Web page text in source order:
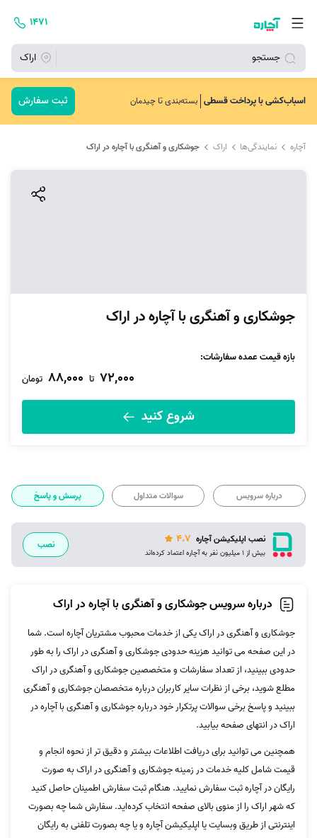
جستجو اراک
۱۴۷۱
اسباب‌کشی با پرداخت قسطی بسته‌بندی تا چیدمان ثبت سفارش
آچاره نمایندگی‌ها اراک جوشکاری و آهنگری با آچاره در اراک
جوشکاری و آهنگری با آچاره در اراک
بازه قیمت عمده سفارشات:
72,000 تا 88,000 تومان
شروع کنید
درباره سرویس سوالات متداول پرسش و پاسخ
نصب اپلیکیشن آچاره 4.7
بیش از 1 میلیون نفر به آچاره اعتماد کرده‌اند
نصب
درباره سرویس جوشکاری و آهنگری با آچاره در اراک
جوشکاری و آهنگری در اراک یکی از خدمات محبوب مشتریان آچاره است. شما
در این صفحه می توانید هزینه حدودی جوشکاری و آهنگری در اراک را به طور
حدودی ببینید، از تعداد سفارشات و متخصصین جوشکاری و آهنگری در اراک
مطلع شوید، برخی از نظرات سایر کاربران درباره متخصصان جوشکاری و آهنگری
ببینید و پاسخ برخی سوالات پرتکرار خود درباره جوشکاری و آهنگری با آچاره در
اراک در انتهای صفحه بیابید.
همچنین می توانید برای دریافت اطلاعات بیشتر و دقیق تر از نحوه انجام و
قیمت شامل کلیه خدمات در زمینه جوشکاری و آهنگری در اراک به صورت
رایگان در آچاره ثبت سفارش نمایید. هنگام ثبت سفارش اطمینان حاصل کنید
که شهر اراک را از منوی بالای صفحه انتخاب کرده‌اید. سفارش شما چه بصورت
اینترنتی از طریق وبسایت یا اپلیکیشن آچاره و یا چه بصورت تلفنی به رایگان